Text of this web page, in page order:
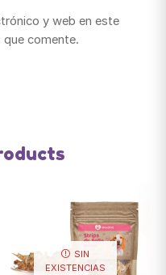
y web en este
que comente.
SIN
EXISTENCIAS